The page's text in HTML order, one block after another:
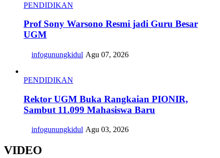
PENDIDIKAN
Prof Sony Warsono Resmi jadi Guru Besar
UGM
infogunungkidul Agu 07, 2026
PENDIDIKAN
Rektor UGM Buka Rangkaian PIONIR,
Sambut 11.099 Mahasiswa Baru
infogunungkidul Agu 03, 2026
VIDEO